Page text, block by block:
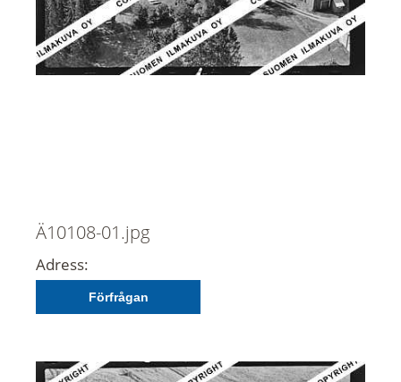
Ä10108-01.jpg
Adress:
Förfrågan